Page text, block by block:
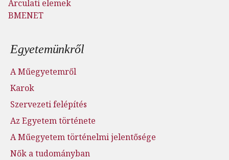
Arculati elemek
BMENET
Lábléc menü
Egyetemünkről
A Műegyetemről
Karok
Szervezeti felépítés
Az Egyetem története
A Műegyetem történelmi jelentősége
Nők a tudományban